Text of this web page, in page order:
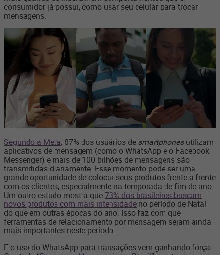
consumidor já possui, como usar seu celular para trocar
mensagens.
Segundo a Meta, 87% dos usuários de smartphonesutilizam
aplicativos de mensagem (como o WhatsApp e o Facebook
Messenger) e mais de 100 bilhões de mensagens são
transmitidas diariamente. Esse momento pode ser uma
grande oportunidade de colocar seus produtos frente a frente
com os clientes, especialmente na temporada de fim de ano.
Um outro estudo mostra que73% dos brasileiros buscam
novos produtos com mais intensidade no período de Natal
do que em outras épocas do ano. Isso faz com que
ferramentas de relacionamento por mensagem sejam ainda
mais importantes neste período.
E o uso do WhatsApp para transações vem ganhando força.